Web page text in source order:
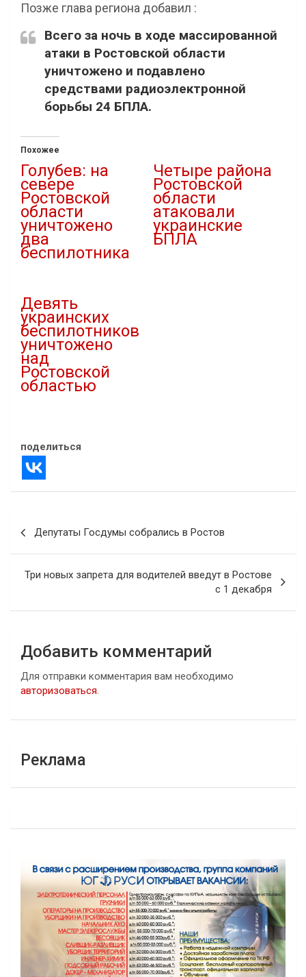
Позже глава региона добавил :
Всего за ночь в ходе массированной
атаки в Ростовской области
уничтожено и подавлено
средствами радиоэлектронной
борьбы 24 БПЛА.
Похожее
Голубев: на
севере
Ростовской
области
уничтожено
два
беспилотника
Четыре района
Ростовской
области
атаковали
украинские
БПЛА
Девять
украинских
беспилотников
уничтожено
над
Ростовской
областью
поделиться
записям
Депутаты Госдумы собрались в Ростов
Три новых запрета для водителей введут в Ростове
с 1 декабря
Добавить комментарий
Для отправки комментария вам необходимо
авторизоваться.
Реклама